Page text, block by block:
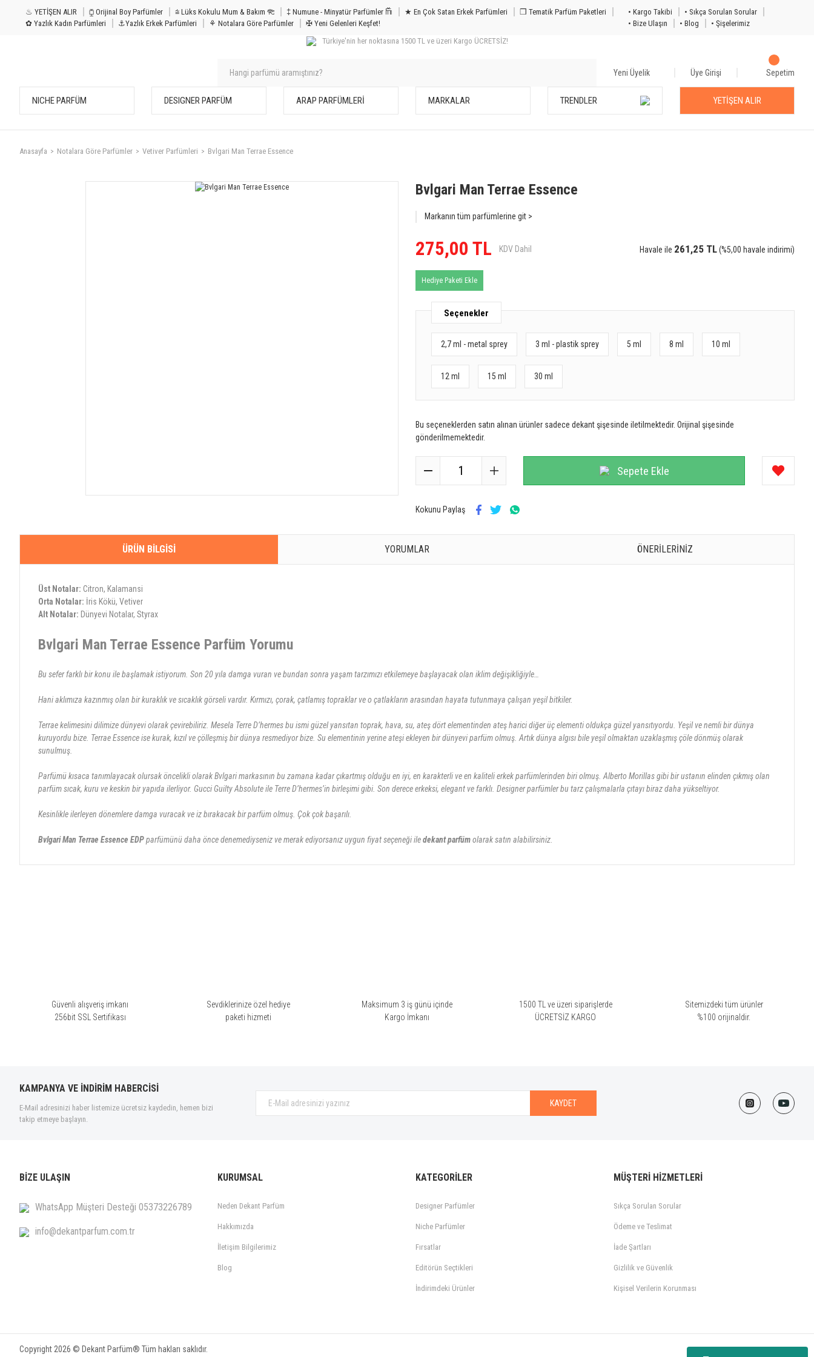
♨ YETİŞEN ALIR ⧮ Orijinal Boy Parfümler ⩭ Lüks Kokulu Mum & Bakım 𐦝 ‡ Numune - Minyatür Parfümler 𐙏 ★ En Çok Satan Erkek Parfümleri
❒ Tematik Parfüm Paketleri
✿ Yazlık Kadın Parfümleri
⚓Yazlık Erkek Parfümleri ⚘ Notalara Göre Parfümler ✠ Yeni Gelenleri Keşfet!
• Kargo Takibi
• Sıkça Sorulan Sorular
• Bize Ulaşın
• Blog
• Şişelerimiz
Türkiye'nin her noktasına 1500 TL ve üzeri Kargo ÜCRETSİZ!
Yeni Üyelik Üye Girişi Sepetim
NICHE PARFÜM DESIGNER PARFÜM ARAP PARFÜMLERİ MARKALAR TRENDLER YETİŞEN ALIR
Anasayfa Notalara Göre Parfümler Vetiver Parfümleri Bvlgari Man Terrae Essence
Bvlgari Man Terrae Essence
Markanın tüm parfümlerine git >
275,00 TL KDV Dahil Havale ile 261,25 TL(%5,00 havale indirimi)
Hediye Paketi Ekle
Seçenekler
2,7 ml - metal sprey 3 ml - plastik sprey 5 ml 8 ml 10 ml
12 ml 15 ml 30 ml
Bu seçeneklerden satın alınan ürünler sadece dekant şişesinde iletilmektedir. Orijinal şişesinde
gönderilmemektedir.
Sepete Ekle
Kokunu Paylaş
ÜRÜN BILGISI YORUMLAR ÖNERILERINIZ
Üst Notalar: Citron, Kalamansi
Orta Notalar: İris Kökü, Vetiver
Alt Notalar: Dünyevi Notalar, Styrax
Bvlgari Man Terrae Essence Parfüm Yorumu
Bu sefer farklı bir konu ile başlamak istiyorum. Son 20 yıla damga vuran ve bundan sonra yaşam tarzımızı etkilemeye başlayacak olan iklim değişikliğiyle…
Hani aklımıza kazınmış olan bir kuraklık ve sıcaklık görseli vardır. Kırmızı, çorak, çatlamış topraklar ve o çatlakların arasından hayata tutunmaya çalışan yeşil bitkiler.
Terrae kelimesini dilimize dünyevi olarak çevirebiliriz. Mesela Terre D’hermes bu ismi güzel yansıtan toprak, hava, su, ateş dört elementinden ateş harici diğer üç elementi oldukça güzel yansıtıyordu. Yeşil ve nemli bir dünya
kuruyordu bize. Terrae Essence ise kurak, kızıl ve çölleşmiş bir dünya resmediyor bize. Su elementinin yerine ateşi ekleyen bir dünyevi parfüm olmuş. Artık dünya algısı bile yeşil olmaktan uzaklaşmış çöle dönmüş olarak
sunulmuş.
Parfümü kısaca tanımlayacak olursak öncelikli olarak Bvlgari markasının bu zamana kadar çıkartmış olduğu en iyi, en karakterli ve en kaliteli erkek parfümlerinden biri olmuş. Alberto Morillas gibi bir ustanın elinden çıkmış olan
parfüm sıcak, kuru ve keskin bir yapıda ilerliyor. Gucci Guilty Absolute ile Terre D’hermes’in birleşimi gibi. Son derece erkeksi, elegant ve farklı. Designer parfümler bu tarz çalışmalarla çıtayı biraz daha yükseltiyor.
Kesinlikle ilerleyen dönemlere damga vuracak ve iz bırakacak bir parfüm olmuş. Çok çok başarılı.
Bvlgari Man Terrae Essence EDPparfümünü daha önce denemediyseniz ve merak ediyorsanız uygun fiyat seçeneği iledekant parfümolarak satın alabilirsiniz.
Güvenli alışveriş imkanı
256bit SSL Sertifikası
Sevdiklerinize özel hediye
paketi hizmeti
Maksimum 3 iş günü içinde
Kargo İmkanı
1500 TL ve üzeri siparişlerde
ÜCRETSİZ KARGO
Sitemizdeki tüm ürünler
%100 orijinaldir.
KAMPANYA VE İNDİRİM HABERCİSİ
E-Mail adresinizi haber listemize ücretsiz kaydedin, hemen bizi
takip etmeye başlayın.
KAYDET
BİZE ULAŞIN
WhatsApp Müşteri Desteği 05373226789
info@dekantparfum.com.tr
KURUMSAL
Neden Dekant Parfüm
Hakkımızda
İletişim Bilgilerimiz
Blog
KATEGORİLER
Designer Parfümler
Niche Parfümler
Fırsatlar
Editörün Seçtikleri
İndirimdeki Ürünler
MÜŞTERİ HİZMETLERİ
Sıkça Sorulan Sorular
Ödeme ve Teslimat
İade Şartları
Gizlilik ve Güvenlik
Kişisel Verilerin Korunması
Copyright 2026 © Dekant Parfüm® Tüm hakları saklıdır.